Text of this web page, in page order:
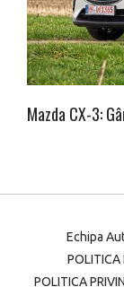
Mazda CX-3:
Echipa
POLITICA
POLITICA